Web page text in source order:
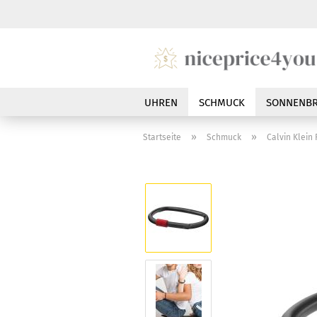
UHREN SCHMUCK
Startseite » Schmuck » Calvin Klein